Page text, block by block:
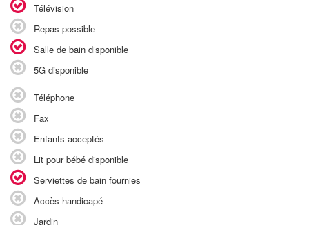
Télévision
Repas possible
Salle de bain disponible
5G disponible
Téléphone
Fax
Enfants acceptés
Lit pour bébé disponible
Serviettes de bain fournies
Accès handicapé
Jardin